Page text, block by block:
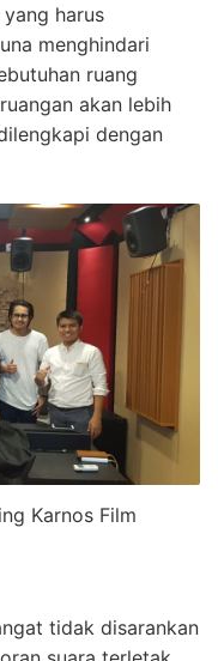
harus
menghindari
ruang
akan lebih
dengan
Karnos Film
tidak disarankan